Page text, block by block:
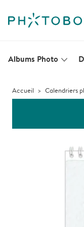
Albums Photo slim_arrow_down
Accueil Calendriers